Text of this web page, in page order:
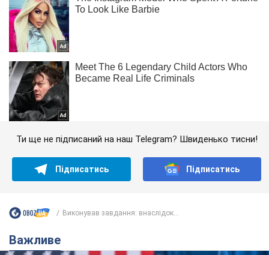
Ти ще не підписаний на наш Telegram? Швиденько тисни!
Підписатись Підписатись
Виконував завдання: внаслідок...
Важливе